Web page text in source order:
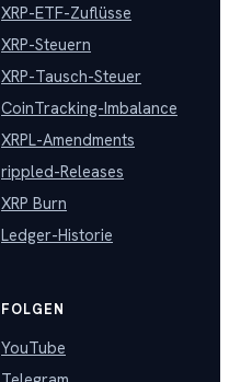
XRP-ETF-Zuflüsse
XRP-Steuern
XRP-Tausch-Steuer
CoinTracking-Imbalance
XRPL-Amendments
rippled-Releases
XRP Burn
Ledger-Historie
FOLGEN
YouTube